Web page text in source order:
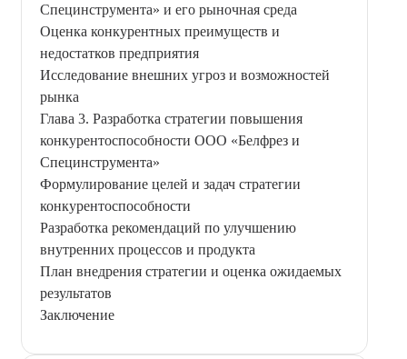
Специнструмента» и его рыночная среда
Оценка конкурентных преимуществ и
недостатков предприятия
Исследование внешних угроз и возможностей
рынка
Глава 3. Разработка стратегии повышения
конкурентоспособности ООО «Белфрез и
Специнструмента»
Формулирование целей и задач стратегии
конкурентоспособности
Разработка рекомендаций по улучшению
внутренних процессов и продукта
План внедрения стратегии и оценка ожидаемых
результатов
Заключение